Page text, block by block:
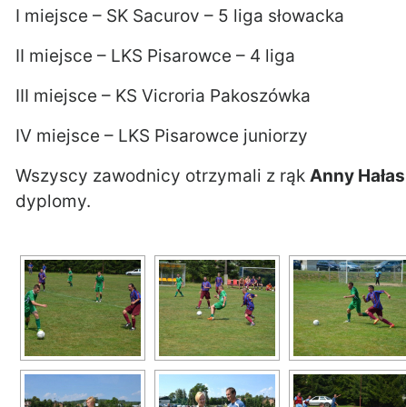
I miejsce – SK Sacurov – 5 liga słowacka
II miejsce – LKS Pisarowce – 4 liga
III miejsce – KS Vicroria Pakoszówka
IV miejsce – LKS Pisarowce juniorzy
Wszyscy zawodnicy otrzymali z rąk Anny Hałas
dyplomy.